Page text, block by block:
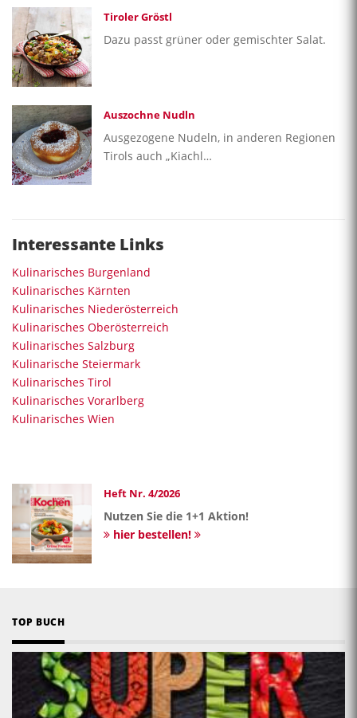
Tiroler Gröstl
Dazu passt grüner oder gemischter Salat.
Auszochne Nudln
Ausgezogene Nudeln, in anderen Regionen
Tirols auch „Kiachl…
Interessante Links
Kulinarisches Burgenland
Kulinarisches Kärnten
Kulinarisches Niederösterreich
Kulinarisches Oberösterreich
Kulinarisches Salzburg
Kulinarische Steiermark
Kulinarisches Tirol
Kulinarisches Vorarlberg
Kulinarisches Wien
Heft Nr. 4/2026
Nutzen Sie die 1+1 Aktion!
hier bestellen!
TOP BUCH